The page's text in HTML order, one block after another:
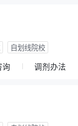
自划线院校
询 调剂办法